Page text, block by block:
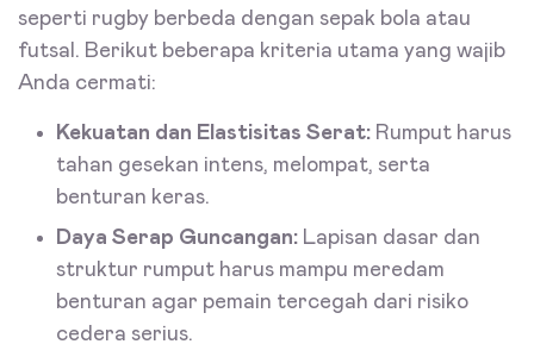
seperti rugby berbeda dengan sepak bola atau
futsal. Berikut beberapa kriteria utama yang wajib
Anda cermati:
Kekuatan dan Elastisitas Serat: Rumput harus
tahan gesekan intens, melompat, serta
benturan keras.
Daya Serap Guncangan: Lapisan dasar dan
struktur rumput harus mampu meredam
benturan agar pemain tercegah dari risiko
cedera serius.